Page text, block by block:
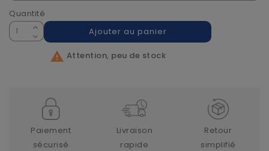
Quantité
Ajouter au panier
 Attention, peu de stock
Paiement
sécurisé
Livraison
rapide
Retour
simplifié